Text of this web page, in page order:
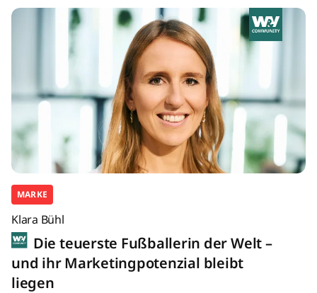
MARKE
Klara Bühl
Die teuerste Fußballerin der Welt –
und ihr Marketingpotenzial bleibt
liegen